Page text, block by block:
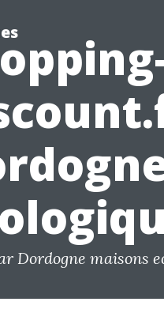
Dordogne maisons